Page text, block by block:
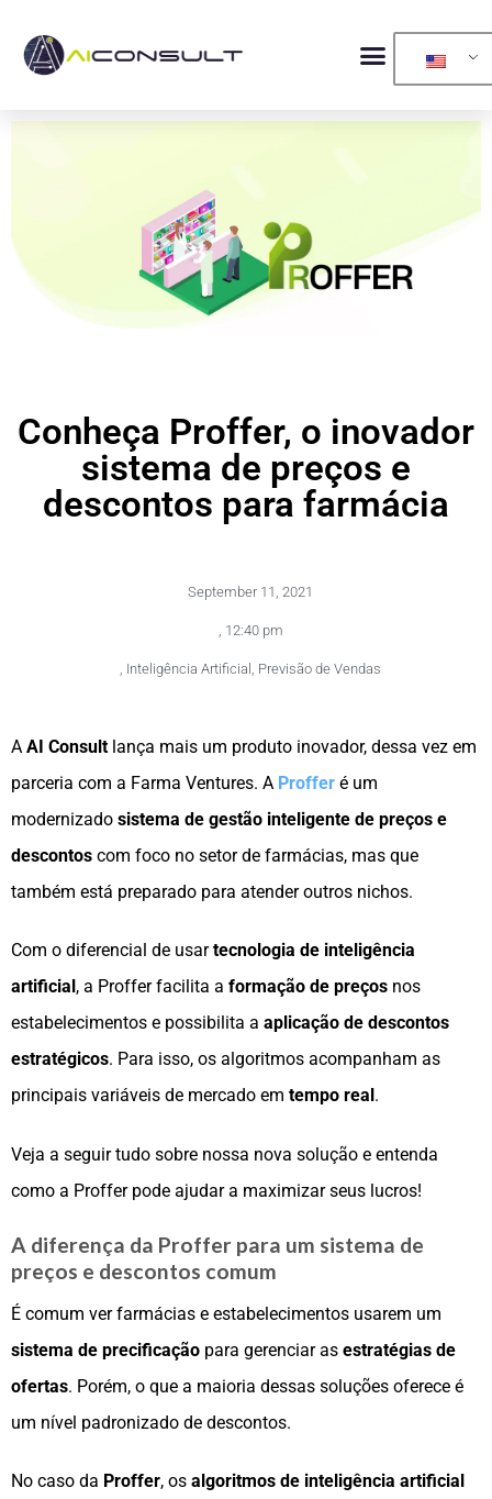
Conheça Proffer, o inovador
sistema de preços e
descontos para farmácia
September 11, 2021
12:40 pm
Inteligência Artificial Previsão de Vendas
A AI Consult lança mais um produto inovador, dessa vez em
parceria com a Farma Ventures. A Proffer é um
modernizado sistema de gestão inteligente de preços e
descontos com foco no setor de farmácias, mas que
também está preparado para atender outros nichos.
Com o diferencial de usartecnologia de inteligência
artificial , a Proffer facilita a formação de preços nos
estabelecimentos e possibilita a aplicação de descontos
estratégicos. Para isso, os algoritmos acompanham as
principais variáveis de mercado em tempo real .
Veja a seguir tudo sobre nossa nova solução e entenda
como a Proffer pode ajudar a maximizar seus lucros!
A diferença da Proffer para um sistema de
preços e descontos comum
É comum ver farmácias e estabelecimentos usarem um
sistema de precificação para gerenciar as estratégias de
ofertas. Porém, o que a maioria dessas soluções oferece é
um nível padronizado de descontos.
No caso da Proffer, os algoritmos de inteligência artificial